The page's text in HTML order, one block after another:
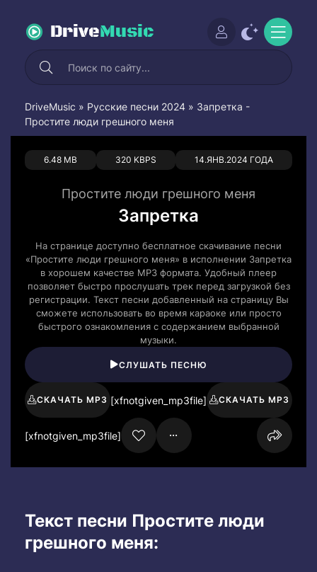
DriveMusic
DriveMusic » Русские песни 2024 » Запретка -
Простите люди грешного меня
6.48 MB 320 KBPS 14.ЯНВ.2024 ГОДА
0 0
Простите люди грешного меня
Запретка
На странице доступно бесплатное скачивание песни
«Простите люди грешного меня» в исполнении Запретка
в хорошем качестве MP3 формата. Удобный плеер
позволяет быстро прослушать трек перед загрузкой без
регистрации. Текст песни добавленный на страницу Вы
сможете использовать во время караоке или просто
быстрого ознакомления с содержанием выбранной
музыки.
СЛУШАТЬ ПЕСНЮ
СКАЧАТЬ MP3 [xfnotgiven_mp3file] СКАЧАТЬ MP3
[xfnotgiven_mp3file]
Текст песни Простите люди
грешного меня: